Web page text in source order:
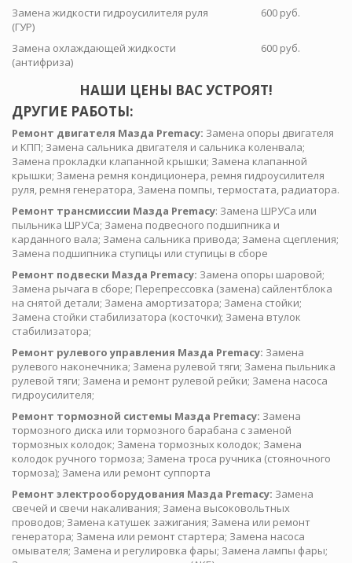
Замена жидкости гидроусилителя руля
(ГУР)
600 руб.
Замена охлаждающей жидкости
(антифриза)
600 руб.
НАШИ ЦЕНЫ ВАС УСТРОЯТ!
ДРУГИЕ РАБОТЫ:
Ремонт двигателя Мазда Premacy: Замена опоры двигателя
и КПП; Замена сальника двигателя и сальника коленвала;
Замена прокладки клапанной крышки; Замена клапанной
крышки; Замена ремня кондиционера, ремня гидроусилителя
руля, ремня генератора, Замена помпы, термостата, радиатора.
Ремонт трансмиссии Мазда Premacy: Замена ШРУСа или
пыльника ШРУСа; Замена подвесного подшипника и
карданного вала; Замена сальника привода; Замена сцепления;
Замена подшипника ступицы или ступицы в сборе
Ремонт подвески Мазда Premacy: Замена опоры шаровой;
Замена рычага в сборе; Перепрессовка (замена) сайлентблока
на снятой детали; Замена амортизатора; Замена стойки;
Замена стойки стабилизатора (косточки); Замена втулок
стабилизатора;
Ремонт рулевого управления Мазда Premacy: Замена
рулевого наконечника; Замена рулевой тяги; Замена пыльника
рулевой тяги; Замена и ремонт рулевой рейки; Замена насоса
гидроусилителя;
Ремонт тормозной системы Мазда Premacy: Замена
тормозного диска или тормозного барабана с заменой
тормозных колодок; Замена тормозных колодок; Замена
колодок ручного тормоза; Замена троса ручника (стояночного
тормоза); Замена или ремонт суппорта
Ремонт электрооборудования Мазда Premacy: Замена
свечей и свечи накаливания; Замена высоковольтных
проводов; Замена катушек зажигания; Замена или ремонт
генератора; Замена или ремонт стартера; Замена насоса
омывателя; Замена и регулировка фары; Замена лампы фары;